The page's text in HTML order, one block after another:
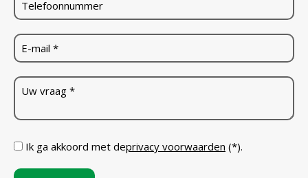
Ik ga akkoord met deprivacy voorwaarden (*).